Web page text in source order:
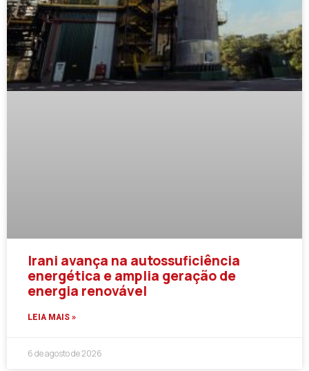
Irani avança na autossuficiência
energética e amplia geração de
energia renovável
LEIA MAIS »
6 de agosto de 2026